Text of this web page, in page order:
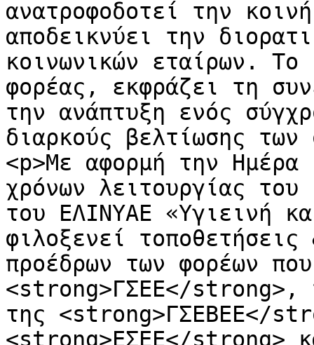
ανατροφοδοτεί την
αποδεικνύει την
κοινωνικών εταίρων.
φορέας, εκφράζει τη
την ανάπτυξη ενός
διαρκούς βελτίωσης
<p>Με αφορμή την
χρόνων λειτουργίας
του ΕΛΙΝΥΑΕ «Υγιεινή
φιλοξενεί
προέδρων των φορέων
<strong>ΓΣΕΕ</
της <strong>ΓΣΕΒΕΕ</
<strong>ΕΣΕΕ</strong>